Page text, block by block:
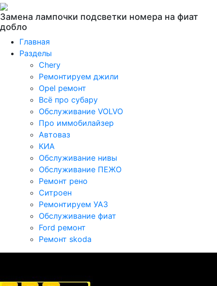
Замена лампочки подсветки номера на фиат
добло
Главная
Разделы
Chery
Ремонтируем джили
Opel ремонт
Всё про субару
Обслуживание VOLVO
Про иммобилайзер
Автоваз
КИА
Обслуживание нивы
Обслуживание ПЕЖО
Ремонт рено
Ситроен
Ремонтируем УАЗ
Обслуживание фиат
Ford ремонт
Ремонт skoda